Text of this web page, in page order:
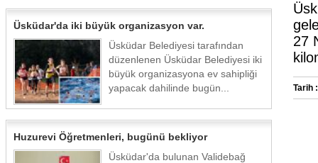
Üsküdar'da iki büyük organizasyon var.
Üsküdar Belediyesi tarafından
düzenlenen Üsküdar Belediyesi iki
büyük organizasyona ev sahipliği
yapacak dahilinde bugün...
Huzurevi Öğretmenleri, bugünü bekliyor
Üsküdar'da bulunan Validebağ
27
Tarih :